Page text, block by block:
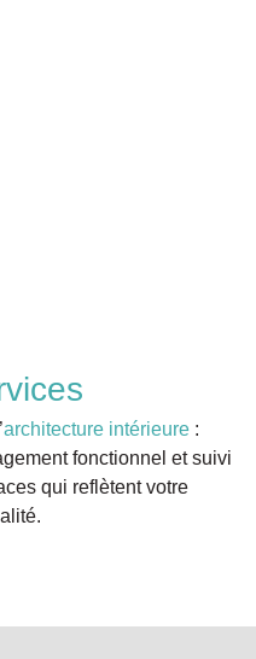
architecture intérieure:
fonctionnel et suivi
qui reflètent votre